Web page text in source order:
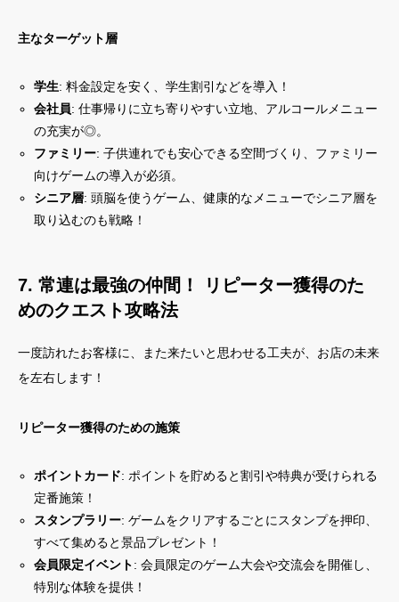
主なターゲット層
学生: 料金設定を安く、学生割引などを導入！
会社員: 仕事帰りに立ち寄りやすい立地、アルコールメニュー
の充実が◎。
ファミリー: 子供連れでも安心できる空間づくり、ファミリー
向けゲームの導入が必須。
シニア層: 頭脳を使うゲーム、健康的なメニューでシニア層を
取り込むのも戦略！
7. 常連は最強の仲間！ リピーター獲得のた
めのクエスト攻略法
一度訪れたお客様に、また来たいと思わせる工夫が、お店の未来
を左右します！
リピーター獲得のための施策
ポイントカード: ポイントを貯めると割引や特典が受けられる
定番施策！
スタンプラリー: ゲームをクリアするごとにスタンプを押印、
すべて集めると景品プレゼント！
会員限定イベント: 会員限定のゲーム大会や交流会を開催し、
特別な体験を提供！